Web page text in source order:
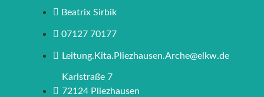
Beatrix Sirbik
07127 70177
Leitung.Kita.Pliezhausen.Arche@elkw.de
Karlstraße 7
72124 Pliezhausen